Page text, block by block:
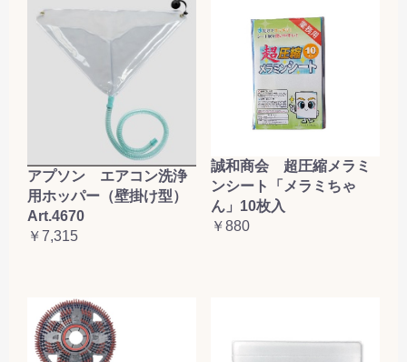
アプソン エアコン洗浄
用ホッパー（壁掛け型）
Art.4670
￥7,315
誠和商会 超圧縮メラミ
ンシート「メラミちゃ
ん」10枚入
￥880